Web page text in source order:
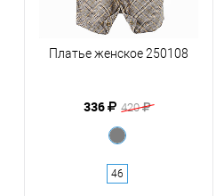
Платье женское 250108
336 420
46